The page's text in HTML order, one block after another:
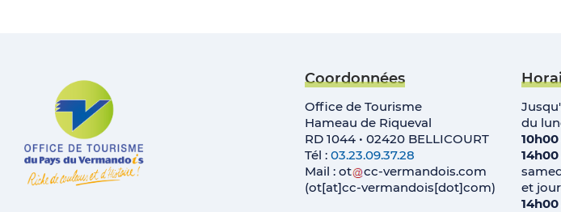
Coordonnées
Office de Tourisme
Hameau de Riqueval
RD 1044 • 02420 BELLICOURT
Tél : 03.23.09.37.28
Mail : ot cc-vermandois.com
(ot[at]cc-vermandois[dot]com)
du
10h00
et